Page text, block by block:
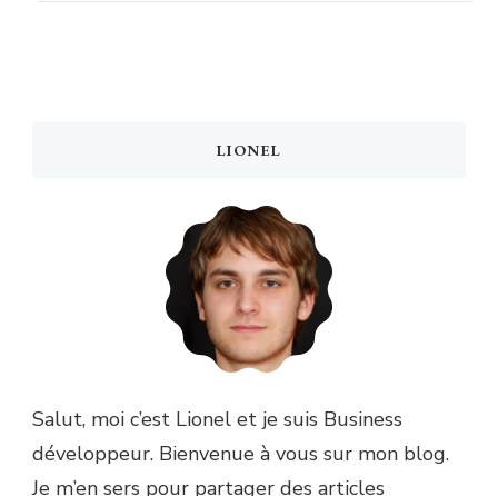
LIONEL
Salut, moi c’est Lionel et je suis Business
développeur. Bienvenue à vous sur mon blog.
Je m’en sers pour partager des articles